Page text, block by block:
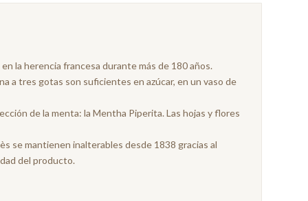
la herencia francesa durante más de 180 años.
a tres gotas son suficientes en azúcar, en un vaso de
de la menta: la Mentha Piperita. Las hojas y flores
se mantienen inalterables desde 1838 gracias al
del producto.